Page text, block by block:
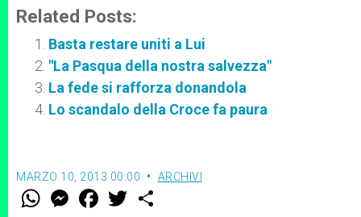
Related Posts:
Basta restare uniti a Lui
"La Pasqua della nostra salvezza"
La fede si rafforza donandola
Lo scandalo della Croce fa paura
MARZO 10, 2013 00:00 ARCHIVI
W M
e
F
a w